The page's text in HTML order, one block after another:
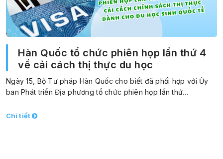
Hàn Quốc tổ chức phiên họp lần thứ 4
về cải cách thị thực du học
Ngày 15, Bộ Tư pháp Hàn Quốc cho biết đã phối hợp với Ủy
ban Phát triển Địa phương tổ chức phiên họp lần thứ…
Chi tiết